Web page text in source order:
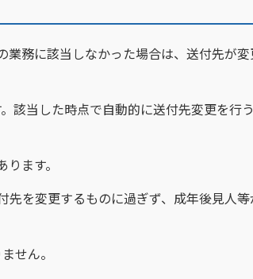
業務に該当しなかった場合は、送付先が
当した時点で自動的に送付先変更を行
ます。
先を変更するものに過ぎず、成年後見人
せん。